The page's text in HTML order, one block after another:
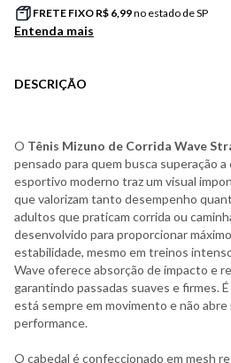
FRETE FIXO R$ 6,99no estado de SP
Entenda mais
DESCRIÇÃO
O Tênis Mizuno de Corrida Wave
pensado para quem busca superação a
esportivo moderno traz um visual
que valorizam tanto desempenho
adultos que praticam corrida ou
desenvolvido para proporcionar
estabilidade, mesmo em treinos
Wave oferece absorção de impacto e
garantindo passadas suaves e firmes.
está sempre em movimento e não
performance.
O cabedal é confeccionado em mesh